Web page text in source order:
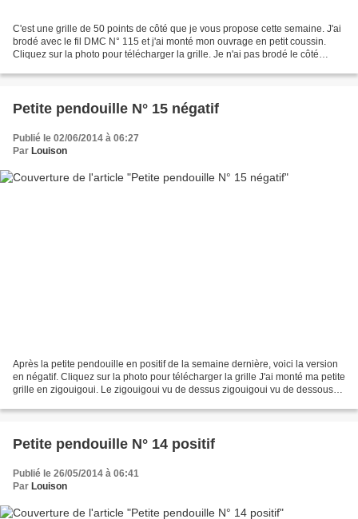
C'est une grille de 50 points de côté que je vous propose cette semaine. J'ai
brodé avec le fil DMC N° 115 et j'ai monté mon ouvrage en petit coussin.
Cliquez sur la photo pour télécharger la grille. Je n'ai pas brodé le côté
Petite pendouille N° 15 négatif
Publié le 02/06/2014 à 06:27
Par Louison
Après la petite pendouille en positif de la semaine dernière, voici la version
en négatif. Cliquez sur la photo pour télécharger la grille J'ai monté ma petite
grille en zigouigoui. Le zigouigoui vu de dessus zigouigoui vu de dessous
Petite pendouille N° 14 positif
Publié le 26/05/2014 à 06:41
Par Louison